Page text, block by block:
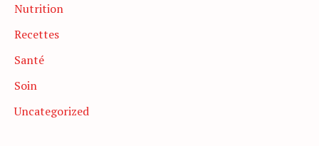
Nutrition
Recettes
Santé
Soin
Uncategorized